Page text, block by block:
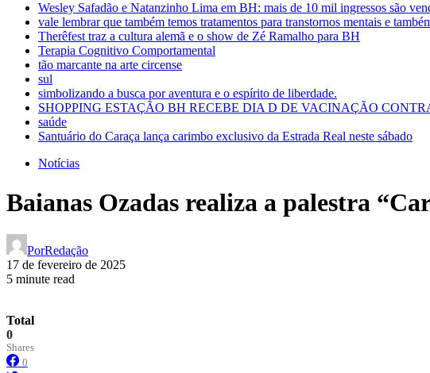
Wesley Safadão e Natanzinho Lima em BH: mais de 10 mil ingressos são
vale lembrar que também temos tratamentos para transtornos mentais e
Therêfest traz a cultura alemã e o show de Zé Ramalho para BH
Terapia Cognitivo Comportamental
tão marcante na arte circense
sul
simbolizando a busca por aventura e o espírito de liberdade.
SHOPPING ESTAÇÃO BH RECEBE DIA D DE VACINAÇÃO
saúde
Santuário do Caraça lança carimbo exclusivo da Estrada Real neste sábado
Notícias
Baianas Ozadas realiza a palestra
PorRedação
17 de fevereiro de 2025
5 minute read
Total
0
Shares
0